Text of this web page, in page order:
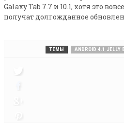
Galaxy Tab 7.7 и 10.1, хотя это
получат долгожданное
ТЕМЫ ANDROID 4.1 JELLY